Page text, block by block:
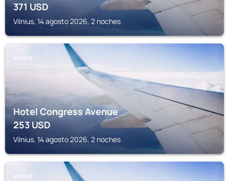
371USD
Vilnius, 14 agosto 2026, 2 noches
VILNIUS
Hotel Congress Avenue
253USD
Vilnius, 14 agosto 2026, 2 noches
VILNIUS